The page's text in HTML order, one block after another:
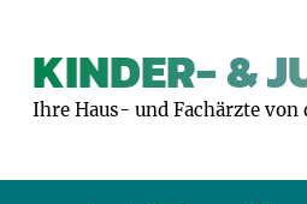
KINDER- &
Ihre Haus- und Fachärzte von